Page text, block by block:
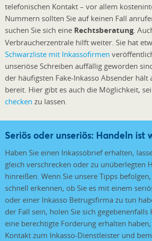
telefonischen Kontakt – vor allem
Nummern sollten Sie auf keinen Fall
suchen Sie sich eine Rechtsberatung.
Verbraucherzentrale hilft weiter. Sie hat
Schwarzliste mit Inkassofirmen
unseriöse Schreiben auffällig geworden
der häufigsten Fake-Inkasso Absender hält
bereit. Hier gibt es auch die Möglichkeit,
checken zu lassen.
Seriös oder unseriös: Handeln ist
Haben Sie einen Inkassobrief erhalten,
gleich verschrecken oder zu unüberlegten
hinreißen. Wenn Sie unsere Tipps
schnell erkennen, ob Sie es mit einem
oder einer Inkasso Betrugsfirma zu tun
der Fall sein, holen Sie sich gegebenenfalls
eine berechtigte Forderung erhalten
Kontakt zum Inkasso-Dienstleister und